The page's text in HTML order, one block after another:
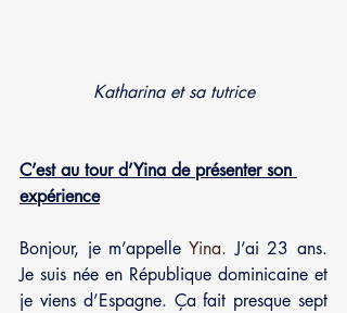
Katharina et sa tutrice
C’est au tour d’Yina de présenter son
expérience
Bonjour, je m’appelle Yina. J’ai 23 ans.
Je suis née en République dominicaine et
je viens d’Espagne. Ça fait presque sept